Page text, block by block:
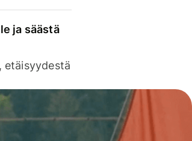
ja säästä
etäisyydestä